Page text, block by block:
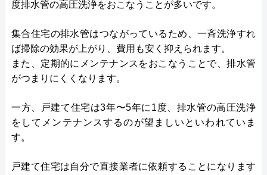
度排水管の高圧洗浄をおこなうことが多いです。
集合住宅の排水管はつながっているため、一斉洗浄すれ
ば掃除の効果が上がり、費用も安く抑えられます。
また、定期的にメンテナンスをおこなうことで、排水管
がつまりにくくなります。
一方、戸建て住宅は3年〜5年に1度、排水管の高圧洗浄
をしてメンテナンスするのが望ましいといわれていま
す。
戸建て住宅は自分で直接業者に依頼することになります